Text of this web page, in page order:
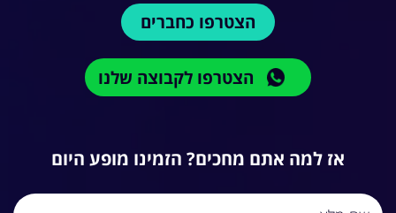
אז למה אתם מחכים? הזמינו מופע היום
הצטרפו כחברים
הצטרפו לקבוצה שלנו